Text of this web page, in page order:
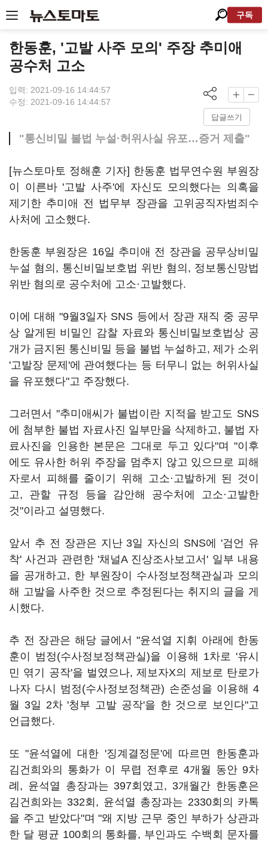
구독
한동훈, '고발 사주 모의' 주장 추미애
공수처 고소
입력: 2021-09-16 14:44:57
수정: 2021-09-16 14:44:57
답글쓰기
"통신비밀 불법 누설·허위사실 유포…증거 제출"
[뉴스토마토 정해훈 기자] 한동훈 법무연수원 부원장
이 이른바 '고발 사주'에 자신도 모의했다는 의혹을
제기한 추미애 전 법무부 장관을 고위공직자범죄수
사처에 고소했다.
한동훈 부원장은 16일 추미애 전 장관을 공무상비밀
누설 혐의, 통신비밀보호법 위반 혐의, 정보통신망법
위반 혐의로 공수처에 고소·고발했다.
이에 대해 "9월3일자 SNS 등에서 장관 재직 중 공무
상 알게된 비밀인 감찰 자료와 통신비밀보호법상 공
개가 금지된 통신비밀 등을 불법 누설하고, 제가 소위
'고발장 문제'에 관여했다는 등 터무니 없는 허위사실
을 유포했다"고 주장했다.
그러면서 "추미애씨가 불법이란 지적을 받고도 SNS
에 첨부한 불법 자료사진 일부만을 삭제하고, 불법 자
료사진을 인용한 본문은 그대로 두고 있다"며 "이후
에도 유사한 허위 주장을 멈추지 않고 있으므로 피해
자로서 피해를 줄이기 위해 고소·고발하게 된 것이
고, 관할 규정 등을 감안해 공수처에 고소·고발한
것"이라고 설명했다.
앞서 추 전 장관은 지난 3일 자신의 SNS에 '검언 유
착' 사건과 관련한 '채널A 진상조사보고서' 일부 내용
을 공개하고, 한 부원장이 수사정보정책관실과 모의
해 고발을 사주한 것으로 추정된다는 취지의 글을 게
시했다.
추 전 장관은 해당 글에서 "윤석열 지휘 아래에 한동
훈이 범정(수사정보정책관실)을 이용해 1차로 '유시
민 엮기 공작'을 벌였으나, 제보자X의 제보로 탄로가
나자 다시 범정(수사정보정책관) 손준성을 이용해 4
월 3일 2차 '청부 고발 공작'을 한 것으로 보인다"고
언급했다.
또 "윤석열에 대한 '징계결정문'에 따르면 한동훈과
김건희와의 통화가 이 무렵 전후로 4개월 동안 9차
례, 윤석열 총장과는 397회였고, 3개월간 한동훈은
김건희와는 332회, 윤석열 총장과는 2330회의 카톡
을 주고 받았다"며 "왜 지방 근무 중인 부하가 상관과
한 달 평균 100회의 통화를, 부인과도 수백회 문자를